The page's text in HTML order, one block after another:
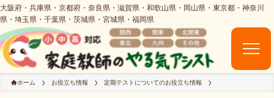
ホーム お役立ち情報 定期テストについてのお役立ち情報